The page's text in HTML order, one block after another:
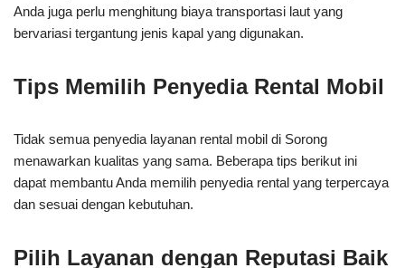
Anda juga perlu menghitung biaya transportasi laut yang
bervariasi tergantung jenis kapal yang digunakan.
Tips Memilih Penyedia Rental Mobil
Tidak semua penyedia layanan rental mobil di Sorong
menawarkan kualitas yang sama. Beberapa tips berikut ini
dapat membantu Anda memilih penyedia rental yang terpercaya
dan sesuai dengan kebutuhan.
Pilih Layanan dengan Reputasi Baik